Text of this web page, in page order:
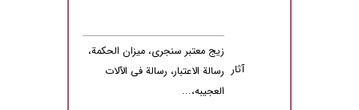
آثار
زیج معتبر سنجرى، میزان الحکمة،
رسالة الاعتبار، رسالة فى الآلات
العجیبه،...